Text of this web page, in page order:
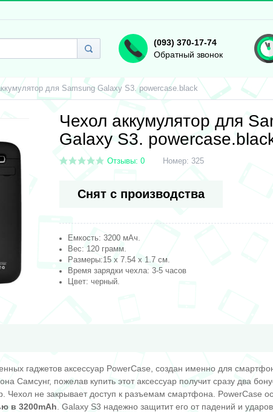
(093) 370-17-74
Обратный звонок
для Samsung Galaxy S3. powercase.black
Чехол аккумулятор для
Galaxy S3.
Отзывы: 0 Номер: 325
Снят с производства
Емкость: 3200 мАч.
Вес: 120 грамм.
Размеры:15 х 7.54 х 1.7 см.
Время зарядки чехла: 3-5 часов
Цвет: черный.
гаджетов аксессуар PowerCase, создан именно для
Самсунг, пожелав купить этот аксессуар получит сразу два
Чехол не закрывает доступ к разъемам смартфона. PowerCase
в 3200mAh . Galaxy S3 надежно защитит его от падений и ударов.